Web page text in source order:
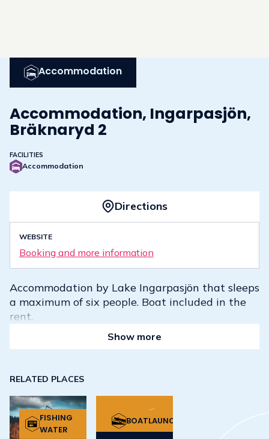
Accommodation
Accommodation, Ingarpasjön,
Bräknaryd 2
FACILITIES
Accommodation
Directions
WEBSITE
Booking and more information
Accommodation by Lake Ingarpasjön that sleeps
a maximum of six people. Boat included in the
rent.
Show more
RELATED PLACES
FISHING
WATER
BOATLAUNCH